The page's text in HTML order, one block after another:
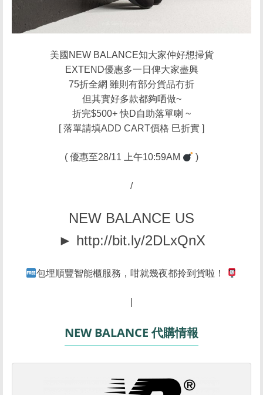
美國NEW BALANCE知大家仲好想掃貨
EXTEND優惠多一日俾大家盡興
75折全網 雖則有部分貨品冇折
但其實好多款都夠哂做~
折完$500+ 快D自助落單喇 ~
[ 落單請填ADD CART價格 巳折實 ]
( 優惠至28/11 上午10:59AM )
/
NEW BALANCE US
► http://bit.ly/2DLxQnX
包埋順豐智能櫃服務，咁就幾夜都拎到貨啦！
NEW BALANCE 代購情報